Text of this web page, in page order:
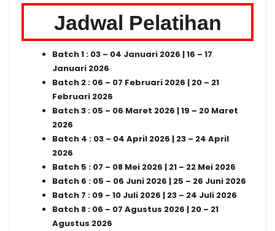
Jadwal Pelatihan
Batch 1 : 03 – 04 Januari 2026 | 16 – 17
Januari 2026
Batch 2 : 06 – 07 Februari 2026 | 20 – 21
Februari 2026
Batch 3 : 05 – 06 Maret 2026 | 19 – 20 Maret
2026
Batch 4 : 03 – 04 April 2026 | 23 – 24 April
2026
Batch 5 : 07 – 08 Mei 2026 | 21 – 22 Mei 2026
Batch 6 : 05 – 06 Juni 2026 | 25 – 26 Juni 2026
Batch 7 : 09 – 10 Juli 2026 | 23 – 24 Juli 2026
Batch 8 : 06 – 07 Agustus 2026 | 20 – 21
Agustus 2026